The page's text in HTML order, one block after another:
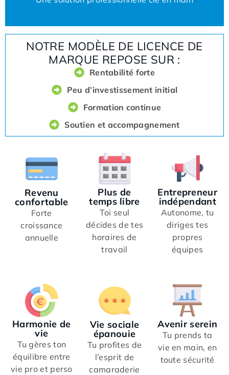
NOTRE MODÈLE DE LICENCE DE
MARQUE REPOSE SUR :
Rentabilité forte
Peu d’investissement initial
Formation continue
Soutien et accompagnement
Revenu
confortable
Forte
croissance
annuelle
Plus de
temps libre
Toi seul
décides de tes
horaires de
travail
Entrepreneur
indépendant
Autonome, tu
diriges tes
propres
équipes
Harmonie de
vie
Tu gères ton
équilibre entre
vie pro et perso
Vie sociale
épanouie
Tu profites de
l’esprit de
camaraderie
Avenir serein
Tu prends ta
vie en main, en
toute sécurité